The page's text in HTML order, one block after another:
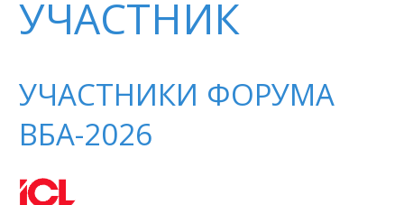
УЧАСТНИК
УЧАСТНИКИ ФОРУМА
ВБА-2026